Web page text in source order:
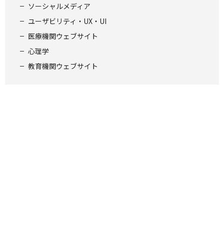
ソーシャルメディア
ユーザビリティ・UX・UI
医療機関ウェブサイト
心理学
教育機関ウェブサイト